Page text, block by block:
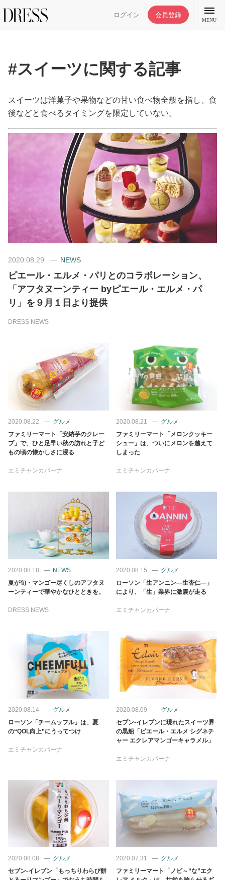
ログイン 会員登録
MENU
特集記事
DRESS部活
ライフスタイル
ファッション
恋愛/結婚/離婚
美容/健康
ワークスタイル
妊娠/出産/家族
グルメ
トラベル
カルチャー/エンタメ
占い
ゲーム
#スイーツに関する記事
スイーツは洋菓子や果物などの甘い食べ物全般を指し、食
後などと食べるタイミングを限定していない。
2020.08.29 NEWS
ピエール・エルメ・パリとのコラボレーション、
「アフタヌーンティー byピエール・エルメ・パ
リ」を９月１日より提供
DRESS NEWS
2020.08.22
グルメ
ファミリーマート「安納芋のクレー
プ」で、ひと足早い秋の訪れと子ど
もの頃の懐かしさに浸る
エミチャンカパーナ
2020.08.21
グルメ
ファミリーマート「メロンクッキー
シュー」は、ついにメロンを越えて
しまった
エミチャンカパーナ
2020.08.18
NEWS
夏が旬・マンゴー尽くしのアフタヌ
ーンティーで華やかなひとときを。
DRESS NEWS
2020.08.15
グルメ
ローソン「生アンニン―生杏仁―」
により、「生」業界に激震が走る
エミチャンカパーナ
2020.08.14
グルメ
ローソン「チームッフル」は、夏
の“QOL向上”にうってつけ
エミチャンカパーナ
2020.08.09
グルメ
セブン‐イレブンに現れたスイーツ界
の黒船「ピエール・エルメ シグネチ
ャー エクレアマンゴーキャラメル」
エミチャンカパーナ
2020.08.08
グルメ
セブン‐イレブン「もっちりわらび餅
2020.07.31
グルメ
ファミリーマート「ノビ～“な”エク